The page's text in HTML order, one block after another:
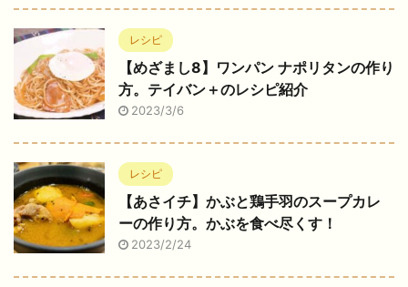
レシピ
【めざまし8】ワンパン ナポリタンの作り
方。テイバン＋のレシピ紹介
2023/3/6
レシピ
【あさイチ】かぶと鶏手羽のスープカレ
ーの作り方。かぶを食べ尽くす！
2023/2/24